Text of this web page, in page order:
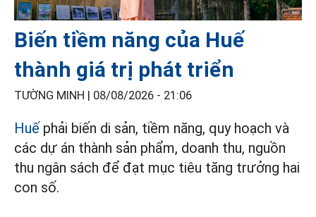
Biến tiềm năng của Huế
thành giá trị phát triển
TƯỜNG MINH | 08/08/2026 - 21:06
Huế phải biến di sản, tiềm năng, quy hoạch và
các dự án thành sản phẩm, doanh thu, nguồn
thu ngân sách để đạt mục tiêu tăng trưởng hai
con số.